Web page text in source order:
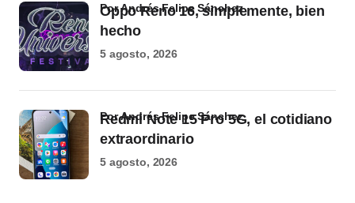
Oppo Reno 16, simplemente, bien
hecho
por Andrés Felipe Sánchez
5 agosto, 2026
Redmi Note 15 Pro 5G, el cotidiano
extraordinario
por Andrés Felipe Sánchez
5 agosto, 2026